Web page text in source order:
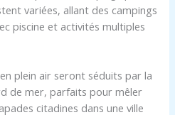
variées, allant des campings
piscine et activités multiples
plein air seront séduits par la
de mer, parfaits pour mêler
citadines dans une ville